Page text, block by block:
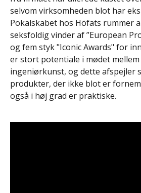
selvom virksomheden blot har
Pokalskabet hos Höfats rummer
seksfoldig vinder af ”European
og fem styk "Iconic Awards" for
er stort potentiale i mødet
ingeniørkunst, og dette afspejler
produkter, der ikke blot er
også i høj grad er praktiske.